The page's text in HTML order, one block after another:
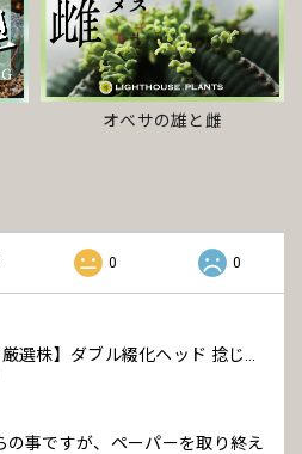
オベサの雄と雌
0 0
の事ですが、ペーパーを取り終え